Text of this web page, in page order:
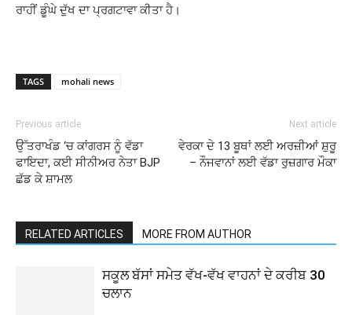
ਰਾਹੀਂ ਡੂੰਘੇ ਦੁੱਖ ਦਾ ਪ੍ਰਗਟਾਵਾ ਕੀਤਾ ਹੈ।
TAGS mohali news
Previous article
ਉੱਤਰਾਖੰਡ ‘ਚ ਕਾਂਗਰਸ ਨੂੰ ਵੱਡਾ
ਫਾਇਦਾ, ਕਈ ਸੀਨੀਅਰ ਨੇਤਾ BJP
ਛੱਡ ਕੇ ਸ਼ਾਮਲ
Next article
ਵੇਰਕਾ ਦੇ 13 ਬੂਥਾਂ ਲਈ ਅਰਜ਼ੀਆਂ ਸ਼ੁਰੂ
– ਨੌਜਵਾਨਾਂ ਲਈ ਵੱਡਾ ਰੁਜ਼ਗਾਰ ਮੌਕਾ
RELATED ARTICLES MORE FROM AUTHOR
ਸਕੂਲ ਬੱਸਾਂ ਸਮੇਤ ਵੱਖ-ਵੱਖ ਵਾਹਨਾਂ ਦੇ ਕਰੀਬ 30
ਚਲਾਨ